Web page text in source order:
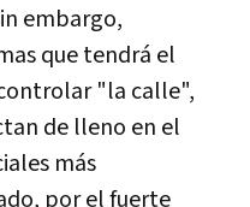
embargo,
que tendrá el
"la calle",
de lleno en el
más
por el fuerte